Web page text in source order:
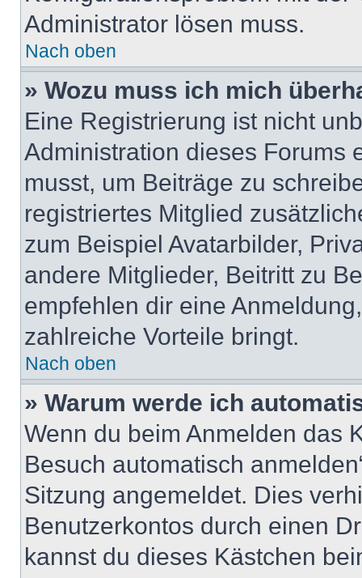
Administrator lösen muss.
Nach oben
» Wozu muss ich mich
Eine Registrierung ist nicht
Administration dieses Forums
musst, um Beiträge zu
registriertes Mitglied
zum Beispiel Avatarbilder,
andere Mitglieder, Beitritt zu
empfehlen dir eine
zahlreiche Vorteile bringt.
Nach oben
» Warum werde ich
Wenn du beim Anmelden das
Besuch automatisch
Sitzung angemeldet. Dies
Benutzerkontos durch einen
kannst du dieses Kästchen